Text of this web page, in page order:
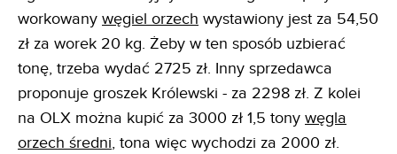
workowany węgiel orzech wystawiony jest za 54,50
zł za worek 20 kg. Żeby w ten sposób uzbierać
tonę, trzeba wydać 2725 zł. Inny sprzedawca
proponuje groszek Królewski - za 2298 zł. Z kolei
na OLX można kupić za 3000 zł 1,5 tony węgla
orzech średni, tona więc wychodzi za 2000 zł.